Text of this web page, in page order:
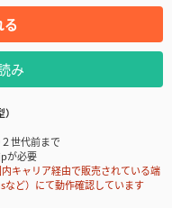
み
世代前まで
が必要
キャリア経由で販売されている端
など）にて動作確認しています